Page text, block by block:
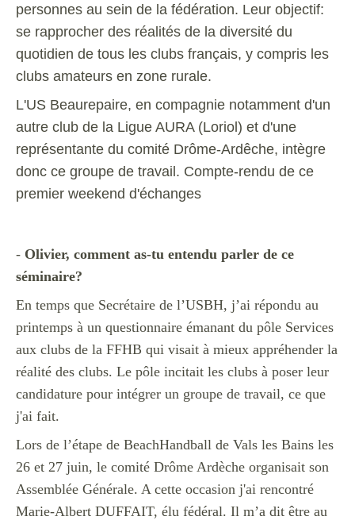
personnes au sein de la fédération. Leur objectif:
se rapprocher des réalités de la diversité du
quotidien de tous les clubs français, y compris les
clubs amateurs en zone rurale.
L'US Beaurepaire, en compagnie notamment d'un
autre club de la Ligue AURA (Loriol) et d'une
représentante du comité Drôme-Ardêche, intègre
donc ce groupe de travail. Compte-rendu de ce
premier weekend d'échanges
- Olivier, comment as-tu entendu parler de ce
séminaire?
En temps que Secrétaire de l’USBH, j’ai répondu au
printemps à un questionnaire émanant du pôle Services
aux clubs de la FFHB qui visait à mieux appréhender la
réalité des clubs. Le pôle incitait les clubs à poser leur
candidature pour intégrer un groupe de travail, ce que
j'ai fait.
Lors de l’étape de BeachHandball de Vals les Bains les
26 et 27 juin, le comité Drôme Ardèche organisait son
Assemblée Générale. A cette occasion j'ai rencontré
Marie-Albert DUFFAIT, élu fédéral. Il m’a dit être au